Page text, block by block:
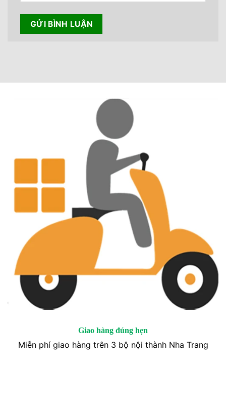
Giao hàng đúng hẹn
Miễn phí giao hàng trên 3 bộ nội thành Nha Trang